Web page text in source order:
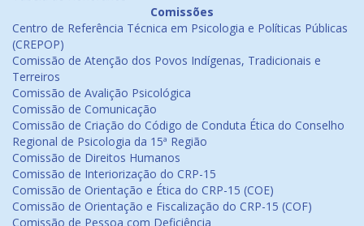
Comissões
Centro de Referência Técnica em Psicologia e Políticas Públicas
(CREPOP)
Comissão de Atenção dos Povos Indígenas, Tradicionais e
Terreiros
Comissão de Avalição Psicológica
Comissão de Comunicação
Comissão de Criação do Código de Conduta Ética do Conselho
Regional de Psicologia da 15ª Região
Comissão de Direitos Humanos
Comissão de Interiorização do CRP-15
Comissão de Orientação e Ética do CRP-15 (COE)
Comissão de Orientação e Fiscalização do CRP-15 (COF)
Comissão de Pessoa com Deficiência